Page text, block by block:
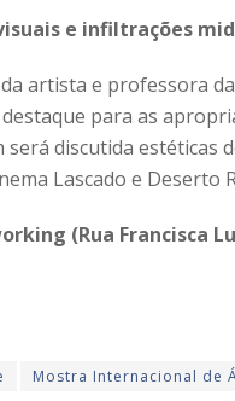
e infiltrações
artista e professora da
para as
discutida estéticas
Lascado e Deserto
(Rua Francisca
Mostra Internacional de